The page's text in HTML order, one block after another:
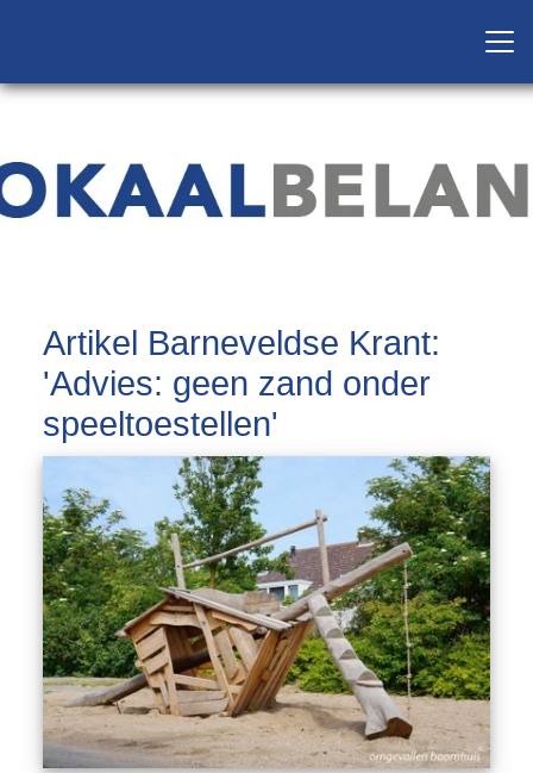
Artikel Barneveldse Krant:
'Advies: geen zand onder
speeltoestellen'